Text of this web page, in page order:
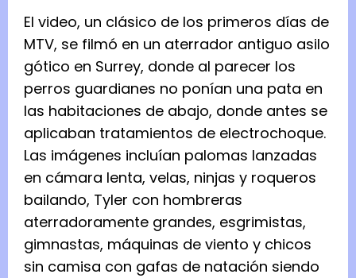
El video, un clásico de los primeros días de
MTV, se filmó en un aterrador antiguo asilo
gótico en Surrey, donde al parecer los
perros guardianes no ponían una pata en
las habitaciones de abajo, donde antes se
aplicaban tratamientos de electrochoque.
Las imágenes incluían palomas lanzadas
en cámara lenta, velas, ninjas y roqueros
bailando, Tyler con hombreras
aterradoramente grandes, esgrimistas,
gimnastas, máquinas de viento y chicos
sin camisa con gafas de natación siendo